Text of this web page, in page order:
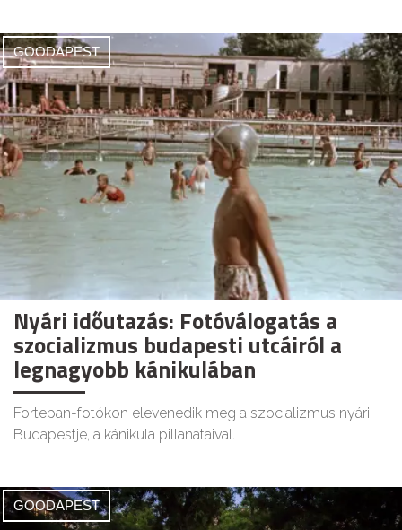
GOODAPEST
Nyári időutazás: Fotóválogatás a
szocializmus budapesti utcáiról a
legnagyobb kánikulában
Fortepan-fotókon elevenedik meg a szocializmus nyári
Budapestje, a kánikula pillanataival.
GOODAPEST